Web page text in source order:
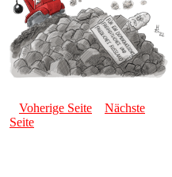
Voherige Seite
Nächste
Seite